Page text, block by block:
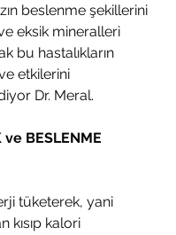
beslenme şekillerini
eksik mineralleri
bu hastalıkların
etkilerini
Dr. Meral.
ve BESLENME
tüketerek, yani
kısıp kalori